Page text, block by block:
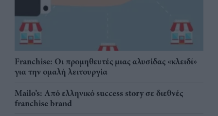
Franchise: Οι προμηθευτές μιας αλυσίδας «κλειδί»
για την ομαλή λειτουργία
Mailo’s: Από ελληνικό success story σε διεθνές
franchise brand